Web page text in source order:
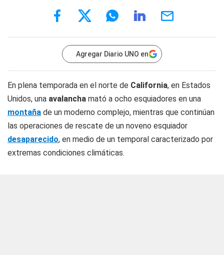
Agregar Diario UNO en
En plena temporada en el norte de California, en Estados
Unidos, una avalancha mató a ocho esquiadores en una
montaña de un moderno complejo, mientras que continúan
las operaciones de rescate de un noveno esquiador
desaparecido, en medio de un temporal caracterizado por
extremas condiciones climáticas.